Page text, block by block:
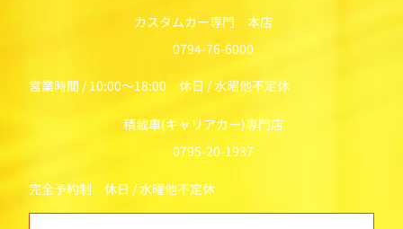
積載車(キャリアカー)専門店
0795-20-1937
完全予約制 休日 / 水曜他不定休
カスタムカー専門 本店
0794-76-6000
営業時間 / 10:00～18:00 休日 / 水曜他不定休